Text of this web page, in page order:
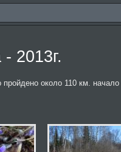
2013г.
около 110 км.